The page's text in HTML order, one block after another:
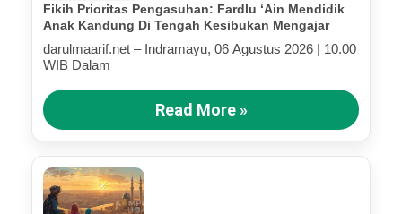
Fikih Prioritas Pengasuhan: Fardlu ‘Ain Mendidik
Anak Kandung Di Tengah Kesibukan Mengajar
darulmaarif.net – Indramayu, 06 Agustus 2026 | 10.00
WIB Dalam
Read More »